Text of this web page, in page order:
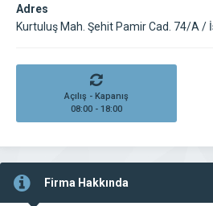
Adres
Kurtuluş Mah. Şehit Pamir Cad. 74/A /
Açılış - Kapanış
08:00 - 18:00
Firma Hakkında